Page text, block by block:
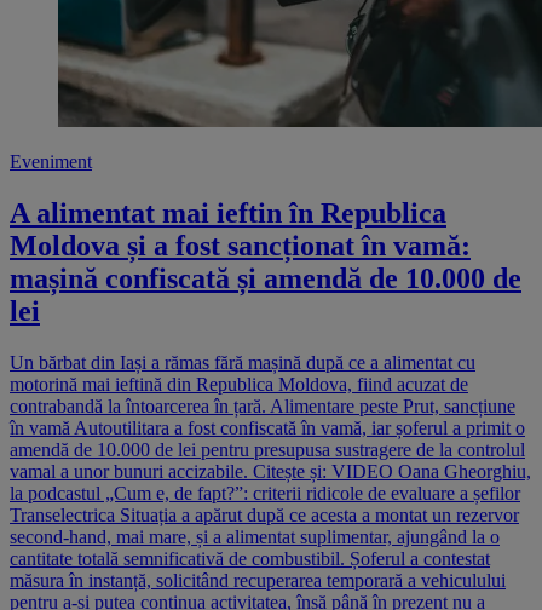
Eveniment
A alimentat mai ieftin în Republica
Moldova și a fost sancționat în vamă:
mașină confiscată și amendă de 10.000 de
lei
Un bărbat din Iași a rămas fără mașină după ce a alimentat cu
motorină mai ieftină din Republica Moldova, fiind acuzat de
contrabandă la întoarcerea în țară. Alimentare peste Prut, sancțiune
în vamă Autoutilitara a fost confiscată în vamă, iar șoferul a primit o
amendă de 10.000 de lei pentru presupusa sustragere de la controlul
vamal a unor bunuri accizabile. Citește și: VIDEO Oana Gheorghiu,
la podcastul „Cum e, de fapt?”: criterii ridicole de evaluare a șefilor
Transelectrica Situația a apărut după ce acesta a montat un rezervor
second-hand, mai mare, și a alimentat suplimentar, ajungând la o
cantitate totală semnificativă de combustibil. Șoferul a contestat
măsura în instanță, solicitând recuperarea temporară a vehiculului
pentru a-și putea continua activitatea, însă până în prezent nu a